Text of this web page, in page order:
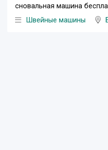
сновальная машина
Швейные машины